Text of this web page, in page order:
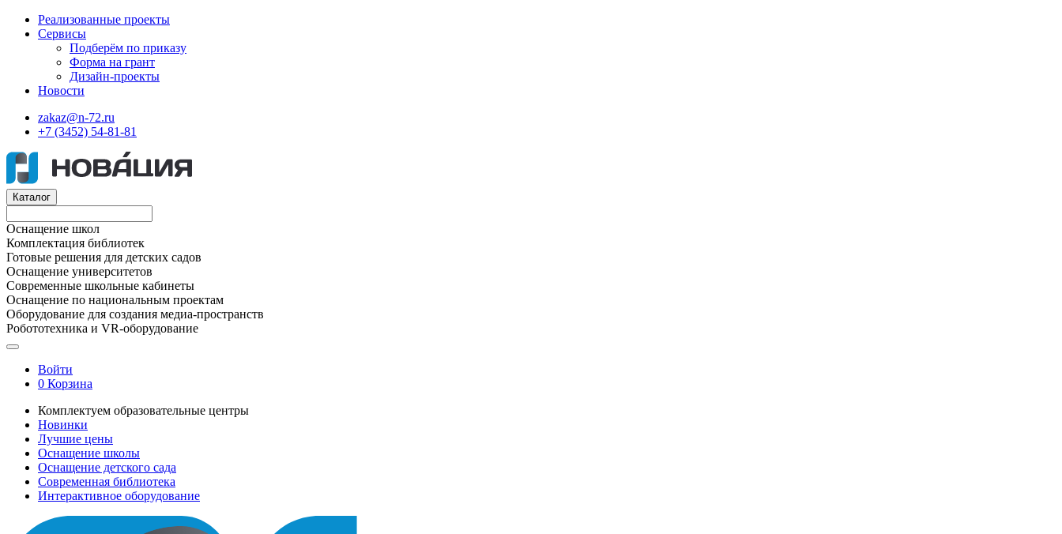
Реализованные проекты
Сервисы
Подберём по приказу
Форма на грант
Дизайн-проекты
Новости
zakaz@n-72.ru
+7 (3452) 54-81-81
Каталог
Оснащение школ
Комплектация библиотек
Готовые решения для детских садов
Оснащение университетов
Современные школьные кабинеты
Оснащение по национальным проектам
Оборудование для создания медиа-пространств
Робототехника и VR-оборудование
Войти
0 Корзина
Комплектуем образовательные центры
Новинки
Лучшие цены
Оснащение школы
Оснащение детского сада
Современная библиотека
Интерактивное оборудование